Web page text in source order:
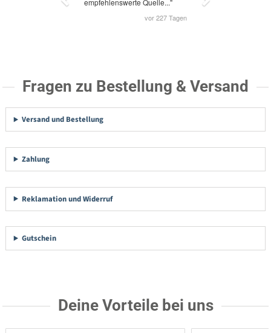
Fragen zu Bestellung & Versand
Versand und Bestellung
Zahlung
Reklamation und Widerruf
Gutschein
Deine Vorteile bei uns